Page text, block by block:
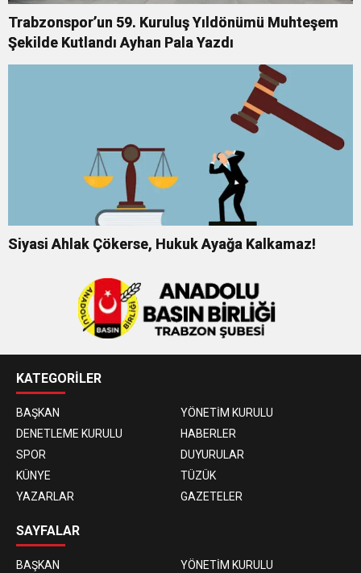
Trabzonspor’un 59. Kuruluş Yıldönümü Muhteşem
Şekilde Kutlandı Ayhan Pala Yazdı
Siyasi Ahlak Çökerse, Hukuk Ayağa Kalkamaz!
KATEGORİLER
BAŞKAN
YÖNETİM KURULU
DENETLEME KURULU
HABERLER
SPOR
DUYURULAR
KÜNYE
TÜZÜK
YAZARLAR
GAZETELER
SAYFALAR
BAŞKAN YÖNETİM KURULU